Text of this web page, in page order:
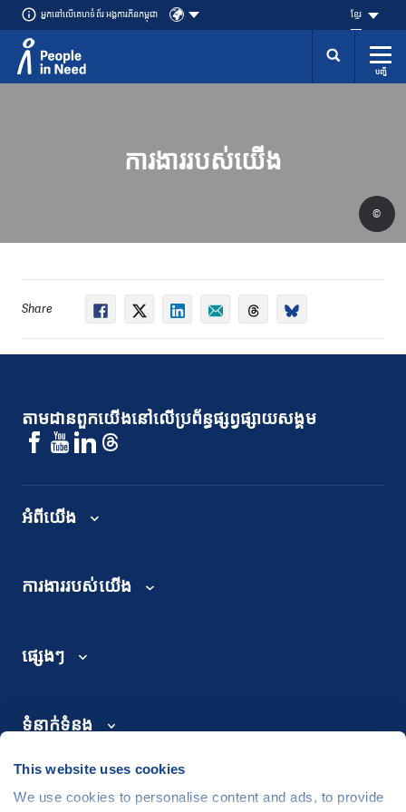
This website uses cookies
We use cookies to personalise content and ads, to provide
អ្នក​នៅ​លើ​គេហទំព័រ អង្គការភីនកម្ពុជា ខ្មែរ
បញ្ជី
ការងាររបស់យើង
©
Share
តាមដានពួកយើងនៅលើប្រព័ន្ធផ្សព្វផ្សាយសង្គម
អំពីយើង
ការងាររបស់យើង
ផ្សេងៗ
ទំនាក់ទំនង
©People in Need, Šafaříkova 635/24, 120 00 Praha 2 Czech Republic